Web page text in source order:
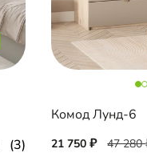
(3)
Комод Лунд-6
21 750 47 280